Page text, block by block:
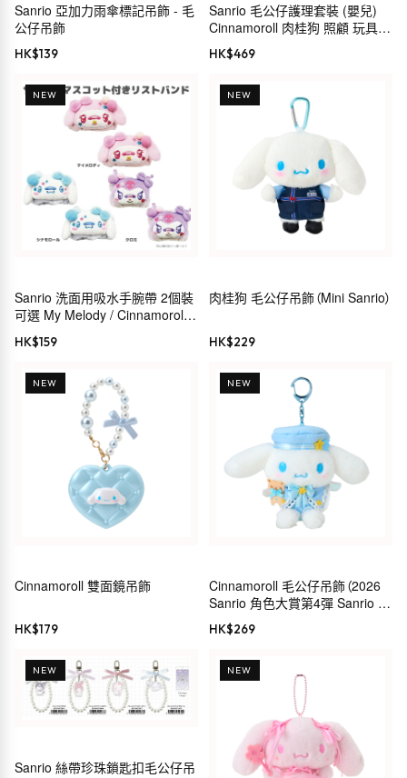
Sanrio 亞加力雨傘標記吊飾 - 毛
公仔吊飾
HK$139
Sanrio 毛公仔護理套裝 (嬰兒)
Cinnamoroll 肉桂狗 照顧 玩具
禮物 199249
HK$469
NEW
Sanrio 洗面用吸水手腕帶 2個裝
可選 My Melody / Cinnamoroll /
Kuromi
HK$159
NEW
肉桂狗 毛公仔吊飾（Mini Sanrio）
HK$229
NEW
Cinnamoroll 雙面鏡吊飾
HK$179
NEW
Cinnamoroll 毛公仔吊飾（2026
Sanrio 角色大賞第4彈 Sanrio 穿
搭系列）
HK$269
NEW
Sanrio 絲帶珍珠鎖匙扣毛公仔吊
NEW